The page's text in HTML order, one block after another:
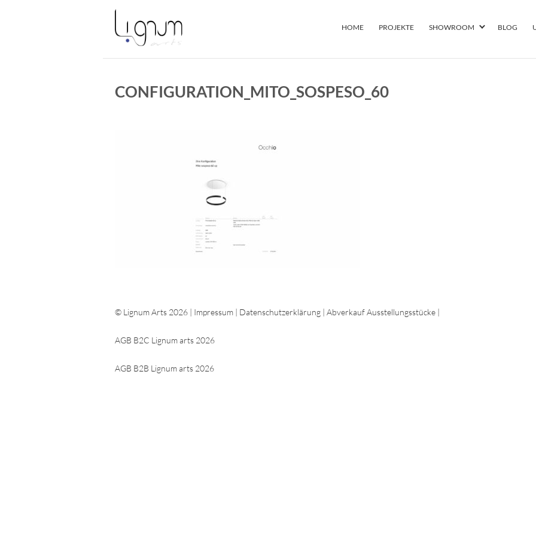
HOME PROJEKTE SHOWROOM BLOG
CONFIGURATION_MITO_SOSPESO_60
© Lignum Arts 2026 | Impressum | Datenschutzerklärung | Abverkauf Ausstellungsstücke |
AGB B2C Lignum arts 2026
AGB B2B Lignum arts 2026